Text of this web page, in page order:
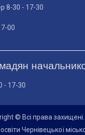
8-30 - 17-30
00
- 17-30
© Всі права захищені.
Чернівецької